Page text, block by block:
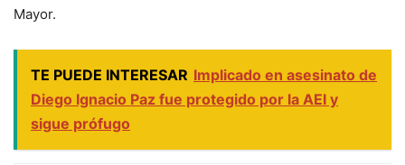
Mayor.
TE PUEDE INTERESAR Implicado en asesinato de
Diego Ignacio Paz fue protegido por la AEI y
sigue prófugo